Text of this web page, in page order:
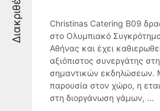
Christinas Catering B09
στο Ολυμπιακό
Αθήνας και έχει
αξιόπιστος συνεργάτης
σημαντικών εκδηλώσεων.
παρουσία στον χώρο, η
στη διοργάνωση γάμων, ...